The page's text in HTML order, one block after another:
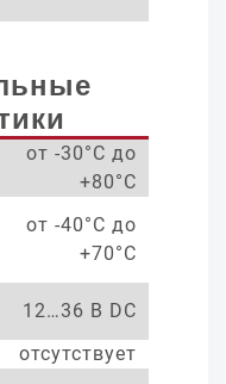
от -30°С до
+80°С
от -40°С до
+70°С
12…36 В DC
отсутствует